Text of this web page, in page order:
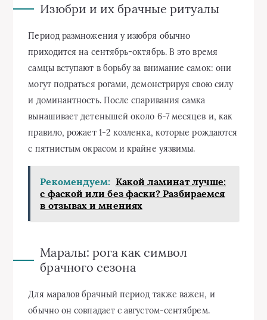
Изюбри и их брачные ритуалы
Период размножения у изюбря обычно
приходится на сентябрь-октябрь. В это время
самцы вступают в борьбу за внимание самок: они
могут подраться рогами, демонстрируя свою силу
и доминантность. После спаривания самка
вынашивает детенышей около 6-7 месяцев и, как
правило, рожает 1-2 козленка, которые рождаются
с пятнистым окрасом и крайне уязвимы.
Рекомендуем: Какой ламинат лучше:
с фаской или без фаски? Разбираемся
в отзывах и мнениях
Маралы: рога как символ
брачного сезона
Для маралов брачный период также важен, и
обычно он совпадает с августом-сентябрем.